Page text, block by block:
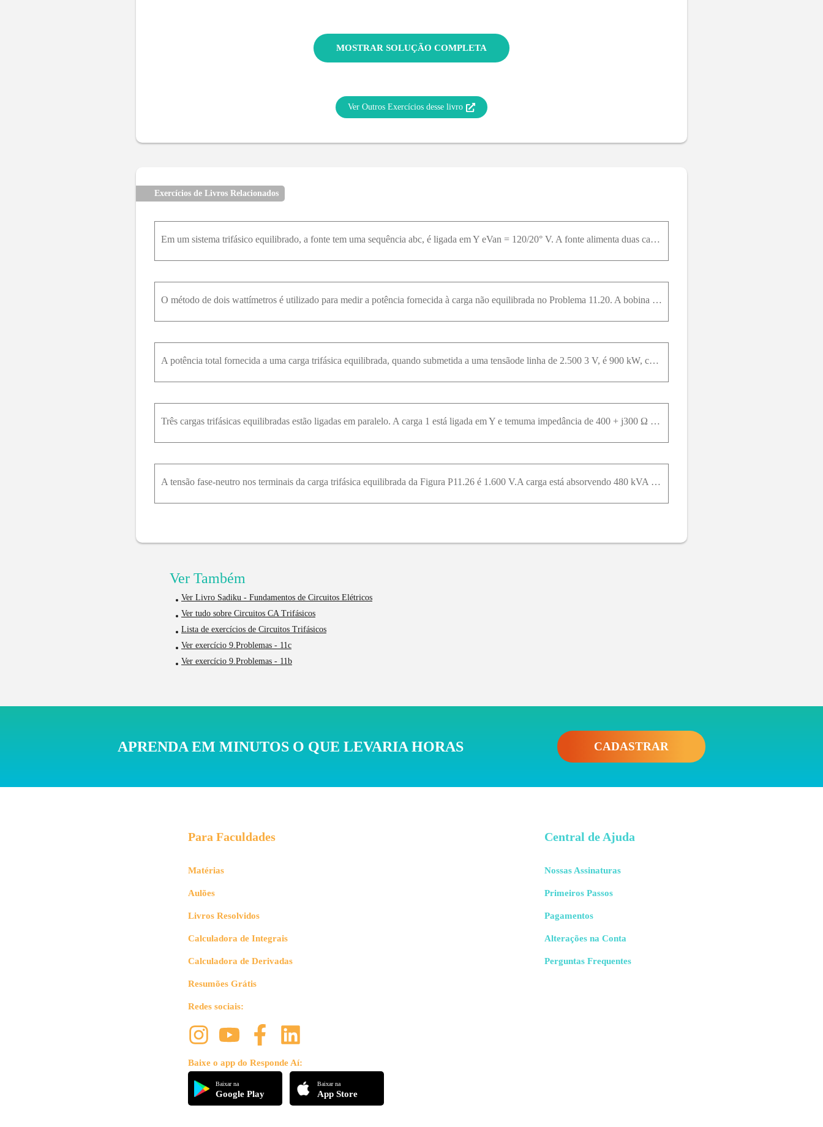
MOSTRAR SOLUÇÃO COMPLETA
Ver Outros Exercícios desse livro
Exercícios de Livros Relacionados
Em um sistema trifásico equilibrado, a fonte tem uma sequência abc, é ligada em Y eVan = 120/20° V. A fonte alimenta duas cargas, ambas ligadas em Y. A impedância dacarga 1 é 8 + j6 Ω / ϕ . A potência
O método de dois wattímetros é utilizado para medir a potência fornecida à carga não equilibrada no Problema 11.20. A bobina de corrente do wattímetro 1 é colocada na linha aAe a do wattímetro 2 é col
A potência total fornecida a uma carga trifásica equilibrada, quando submetida a uma tensãode linha de 2.500 3 V, é 900 kW, com um fator de potência atrasado de 0,6. A impedância dalinha de distribuiç
Três cargas trifásicas equilibradas estão ligadas em paralelo. A carga 1 está ligada em Y e temuma impedância de 400 + j300 Ω / ϕ ; a carga 2 está ligada em ∆ e tem uma impedância de 2.400 - j1.800 Ω
A tensão fase-neutro nos terminais da carga trifásica equilibrada da Figura P11.26 é 1.600 V.A carga está absorvendo 480 kVA com um fp atrasado de 0,8.a) Use V A N como referência e expresse I n a na
Ver Também
Ver Livro Sadiku - Fundamentos de Circuitos Elétricos
Ver tudo sobre Circuitos CA Trifásicos
Lista de exercícios de Circuitos Trifásicos
Ver exercício 9.Problemas - 11c
Ver exercício 9.Problemas - 11b
APRENDA EM MINUTOS O QUE LEVARIA HORAS CADASTRAR
Para Faculdades
Matérias
Aulões
Livros Resolvidos
Calculadora de Integrais
Calculadora de Derivadas
Resumões Grátis
Redes sociais:
Baixe o app do Responde Aí:
Baixar na
Google Play
Baixar na
App Store
Central de Ajuda
Nossas Assinaturas
Primeiros Passos
Pagamentos
Alterações na Conta
Perguntas Frequentes